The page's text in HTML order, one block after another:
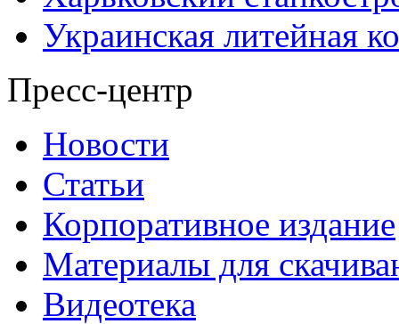
Украинская литейная
Пресс-центр
Новости
Статьи
Корпоративное издание
Материалы для
Видеотека